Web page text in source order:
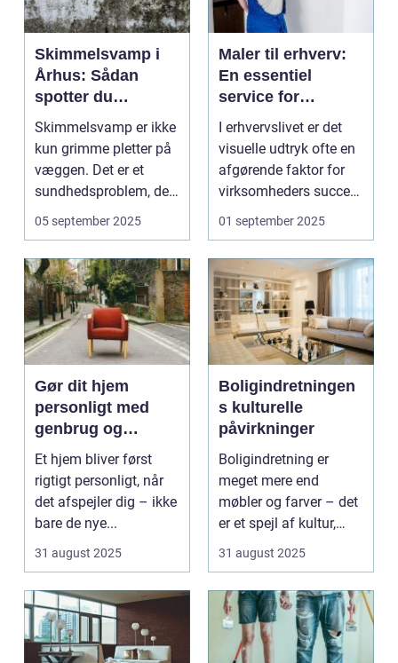
Skimmelsvamp i
Århus: Sådan
spotter du
problemet
Skimmelsvamp er ikke
kun grimme pletter på
væggen. Det er et
sundhedsproblem, der
ofte s...
05 september 2025
Maler til erhverv:
En essentiel
service for
virksomheder
I erhvervslivet er det
visuelle udtryk ofte en
afgørende faktor for
virksomheders succes.
En ...
01 september 2025
Gør dit hjem
personligt med
genbrug og
vintage
Et hjem bliver først
rigtigt personligt, når
det afspejler dig – ikke
bare de nye...
31 august 2025
Boligindretningen
s kulturelle
påvirkninger
Boligindretning er
meget mere end
møbler og farver – det
er et spejl af kultur,
traditi...
31 august 2025